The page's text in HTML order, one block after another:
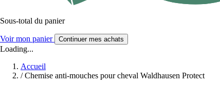
Sous-total du panier
Voir mon panier Continuer mes achats
Loading...
Accueil
/ Chemise anti-mouches pour cheval Waldhausen Protect